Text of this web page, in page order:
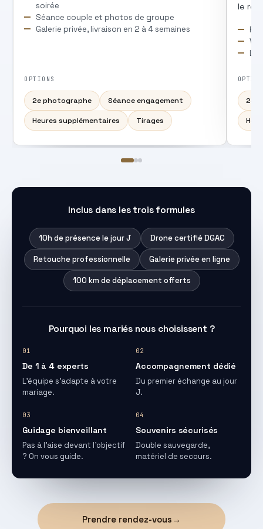
soirée
Séance couple et photos de groupe
Galerie privée, livraison en 2 à 4 semaines
OPTIONS
2e photographe Séance engagement
Heures supplémentaires Tirages
le
2e
Inclus dans les trois formules
10h de présence le jour J Drone certifié DGAC
Retouche professionnelle Galerie privée en ligne
100 km de déplacement offerts
Pourquoi les mariés nous choisissent ?
01
De 1 à 4 experts
L'équipe s'adapte à votre
mariage.
02
Accompagnement dédié
Du premier échange au jour
J.
03
Guidage bienveillant
Pas à l'aise devant l'objectif
? On vous guide.
04
Souvenirs sécurisés
Double sauvegarde,
matériel de secours.
Prendre rendez-vous →